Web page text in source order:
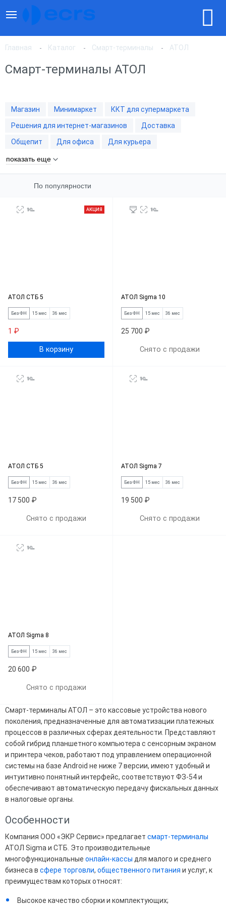
Главная Каталог Смарт-терминалы АТОЛ
Смарт-терминалы АТОЛ
Магазин Минимаркет
ККТ для супермаркета
Решения для интернет-магазинов
Доставка
Общепит
Для офиса Для курьера
показать еще
По популярности
По цене, по возрастанию
АКЦИЯ
АТОЛ СТБ 5
Без ФН 15 мес 36 мес
1 ₽
В корзину
АТОЛ Sigma 10
Без ФН 15 мес 36 мес
25 700 ₽
Снято с продажи
АТОЛ СТБ 5
Без ФН 15 мес 36 мес
17 500 ₽
Снято с продажи
АТОЛ Sigma 7
Без ФН 15 мес 36 мес
19 500 ₽
Снято с продажи
АТОЛ Sigma 8
Без ФН 15 мес 36 мес
20 600 ₽
Снято с продажи
Смарт-терминалы АТОЛ – это кассовые устройства нового
поколения, предназначенные для автоматизации платежных
процессов в различных сферах деятельности. Представляют
собой гибрид планшетного компьютера с сенсорным экраном
и принтера чеков, работают под управлением операционной
системы на базе Android не ниже 7 версии, имеют удобный и
интуитивно понятный интерфейс, соответствуют ФЗ-54 и
обеспечивают автоматическую передачу фискальных данных
в налоговые органы.
Особенности
Компания ООО «ЭКР Сервис» предлагает смарт-терминалы
АТОЛ Sigma и СТБ. Это производительные
многофункциональные онлайн-кассы для малого и среднего
бизнеса в сфере торговли, общественного питания и услуг, к
преимуществам которых относят:
Высокое качество сборки и комплектующих;